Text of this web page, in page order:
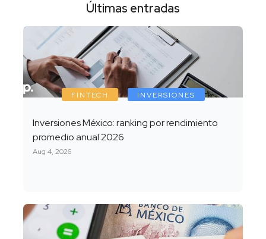
Últimas entradas
FINTECH INVERSIONES
Inversiones México: ranking por rendimiento
promedio anual 2026
Aug 4, 2026